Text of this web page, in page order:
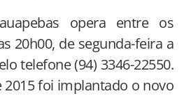
opera entre os
20h00, de segunda-feira a
telefone (94) 3346-22550.
2015 foi implantado o novo